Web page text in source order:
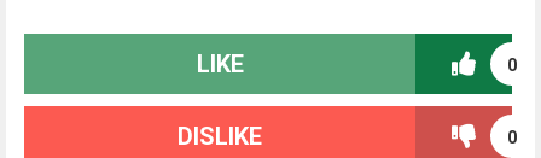
0
LIKE
0
DISLIKE